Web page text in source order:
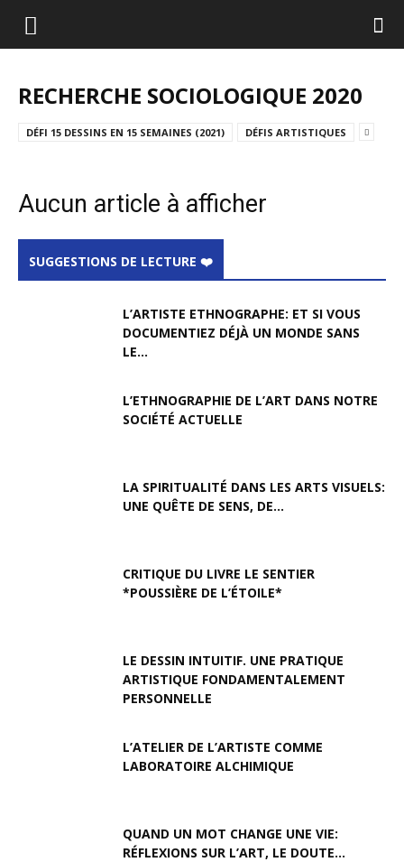
RECHERCHE SOCIOLOGIQUE 2020
DÉFI 15 DESSINS EN 15 SEMAINES (2021) DÉFIS ARTISTIQUES
Aucun article à afficher
SUGGESTIONS DE LECTURE ❤️
L’ARTISTE ETHNOGRAPHE: ET SI VOUS
DOCUMENTIEZ DÉJÀ UN MONDE SANS
LE...
L’ETHNOGRAPHIE DE L’ART DANS NOTRE
SOCIÉTÉ ACTUELLE
LA SPIRITUALITÉ DANS LES ARTS VISUELS:
UNE QUÊTE DE SENS, DE...
CRITIQUE DU LIVRE LE SENTIER
*POUSSIÈRE DE L’ÉTOILE*
LE DESSIN INTUITIF. UNE PRATIQUE
ARTISTIQUE FONDAMENTALEMENT
PERSONNELLE
L’ATELIER DE L’ARTISTE COMME
LABORATOIRE ALCHIMIQUE
QUAND UN MOT CHANGE UNE VIE:
RÉFLEXIONS SUR L’ART, LE DOUTE...